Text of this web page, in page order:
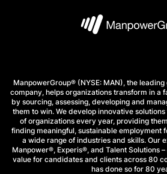
ManpowerGroup® (NYSE: MAN), the
company, helps organizations transform in a
by sourcing, assessing, developing and
them to win. We develop innovative
of organizations every year, providing
finding meaningful, sustainable employment
a wide range of industries and skills. Our
Manpower®, Experis®, and Talent Solutions
value for candidates and clients across 80
has done so for 80